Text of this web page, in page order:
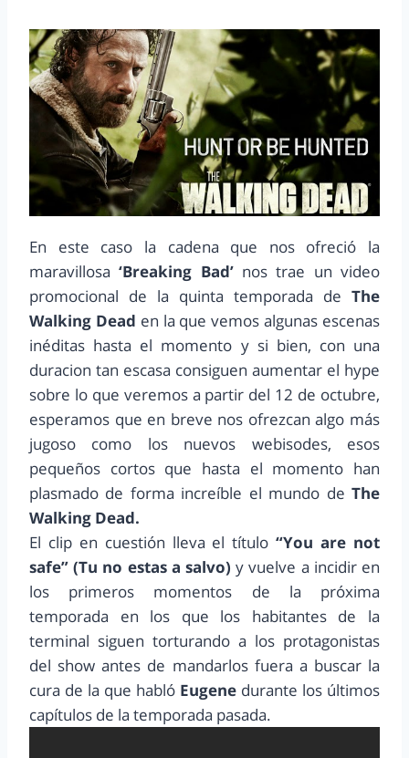
En este caso la cadena que nos ofreció la
maravillosa‘Breaking Bad’nos trae un video
promocional de la quinta temporada de The
Walking Dead en la que vemos algunas escenas
inéditas hasta el momento y si bien, con una
duracion tan escasa consiguen aumentar el hype
sobre lo que veremos a partir del 12 de octubre,
esperamos que en breve nos ofrezcan algo más
jugoso como los nuevos webisodes, esos
pequeños cortos que hasta el momento han
plasmado de forma increíble el mundo de The
Walking Dead.
El clip en cuestión lleva el título“You are not
safe” (Tu no estas a salvo) y vuelve a incidir en
los primeros momentos de la próxima
temporada en los que los habitantes de la
terminal siguen torturando a los protagonistas
del show antes de mandarlos fuera a buscar la
cura de la que habló Eugene durante los últimos
capítulos de la temporada pasada.